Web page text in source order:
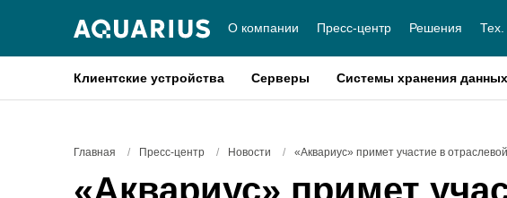
О компании Пресс-центр Решения
Клиентские устройства Серверы Системы хранения данных
Главная / Пресс-центр / Новости / «Аквариус» примет участие в
«Аквариус» примет